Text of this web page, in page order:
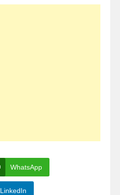
WhatsApp
LinkedIn